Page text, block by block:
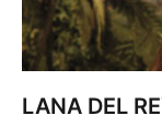
LANA DEL